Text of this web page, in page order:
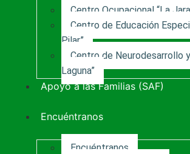
Centro Ocupacional “La
Centro de Educación
Pilar”
Centro de Neurodesarrollo
Laguna”
Apoyo a las Familias (SAF)
Encuéntranos
Encuéntranos